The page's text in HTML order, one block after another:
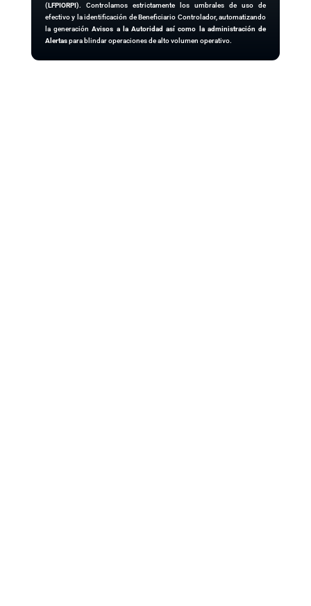
(LFPIORPI). Controlamos estrictamente los umbrales de uso de
efectivo y la identificación de Beneficiario Controlador,automatizando
la generaciónAvisos a la Autoridad así como la administración de
Alertaspara blindar operaciones de alto volumen operativo.